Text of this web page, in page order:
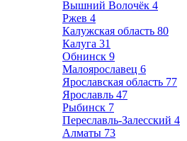
Вышний Волочёк 4
Ржев 4
Калужская область 80
Калуга 31
Обнинск 9
Малоярославец 6
Ярославская область 77
Ярославль 47
Рыбинск 7
Переславль-Залесский 4
Алматы 73